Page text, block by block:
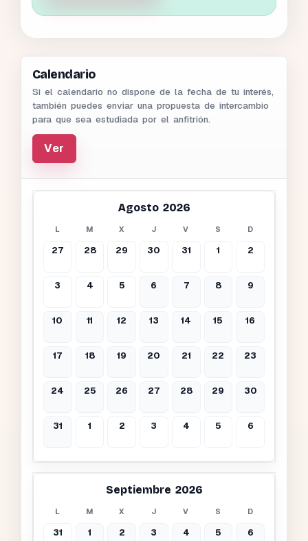
Calendario
Si el calendario no dispone de la fecha de tu interés,
también puedes enviar una propuesta de intercambio
para que sea estudiada por el anfitrión.
Ver
Agosto 2026
L M X J V S D
27 28 29 30 31 1 2
3 4 5 6 7 8 9
10 11 12 13 14 15 16
17 18 19 20 21 22 23
24 25 26 27 28 29 30
31 1 2 3 4 5 6
Septiembre 2026
L M X J V S D
31 1 2 3 4 5 6